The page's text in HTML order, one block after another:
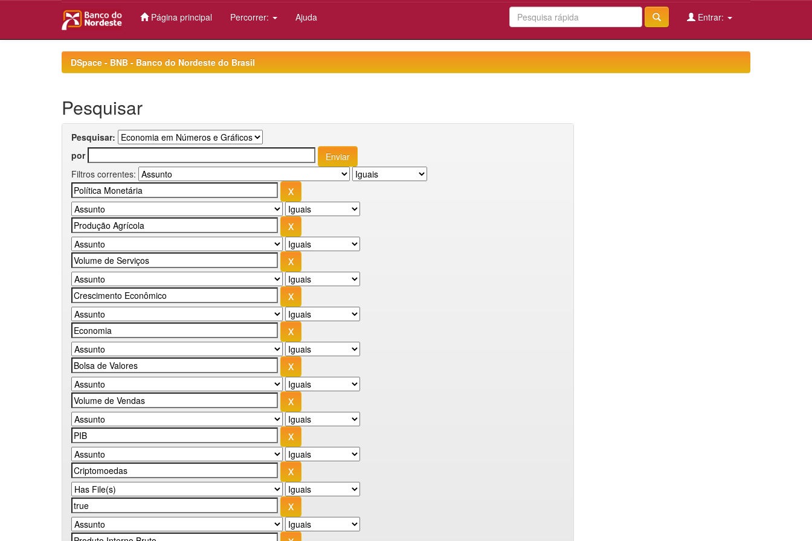
Página principal Percorrer: Ajuda Entrar:
DSpace - BNB - Banco do Nordeste do Brasil
Pesquisar
Pesquisar:
por
Filtros correntes: